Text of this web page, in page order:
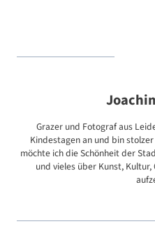
Grazer und Fotograf aus
Kindestagen an und bin
möchte ich die Schönheit der
und vieles über Kunst,